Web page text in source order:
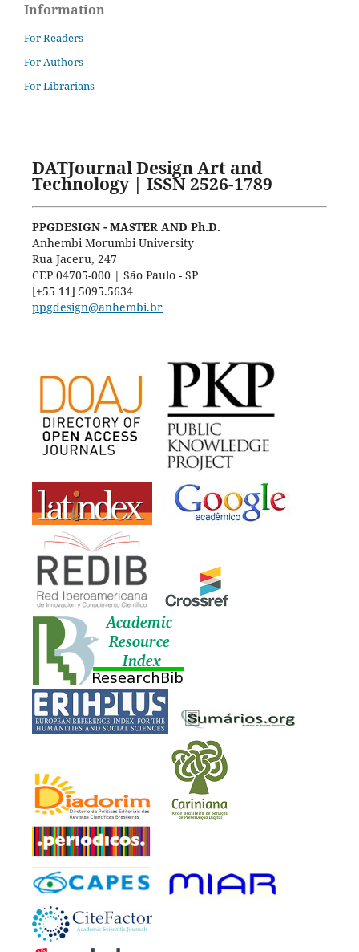
Information
For Readers
For Authors
For Librarians
DATJournal Design Art and
Technology | ISSN 2526-1789
PPGDESIGN - MASTER AND Ph.D.
Anhembi Morumbi University
Rua Jaceru, 247
CEP 04705-000 | São Paulo - SP
[+55 11] 5095.5634
ppgdesign@anhembi.br